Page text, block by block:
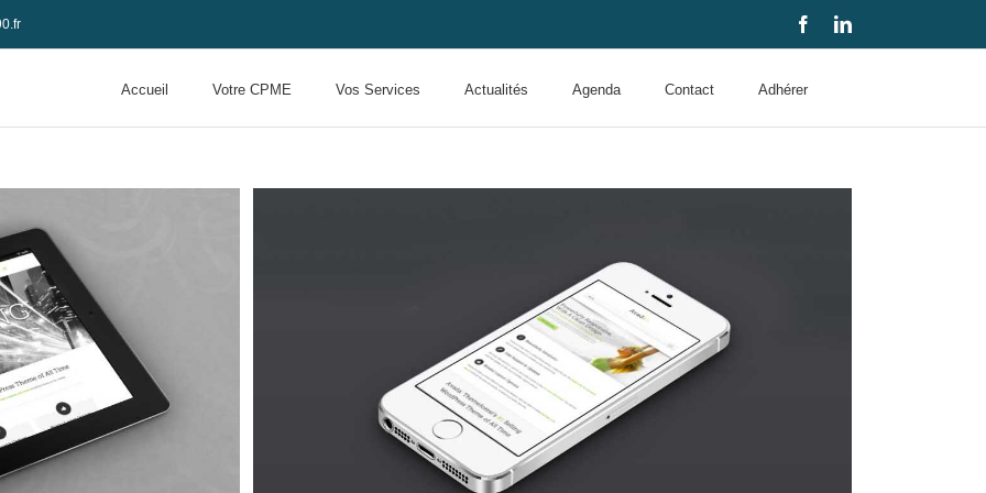
FacebookLinkedIn
Accueil Votre CPME Vos Services Actualités Agenda Contact Adhérer